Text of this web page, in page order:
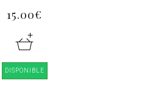
15.00€
DISPONIBLE